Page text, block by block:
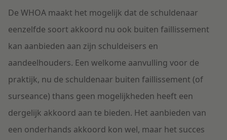
De WHOA maakt het mogelijk dat de schuldenaar
eenzelfde soort akkoord nu ook buiten faillissement
kan aanbieden aan zijn schuldeisers en
aandeelhouders. Een welkome aanvulling voor de
praktijk, nu de schuldenaar buiten faillissement (of
surseance) thans geen mogelijkheden heeft een
dergelijk akkoord aan te bieden. Het aanbieden van
een onderhands akkoord kon wel, maar het succes